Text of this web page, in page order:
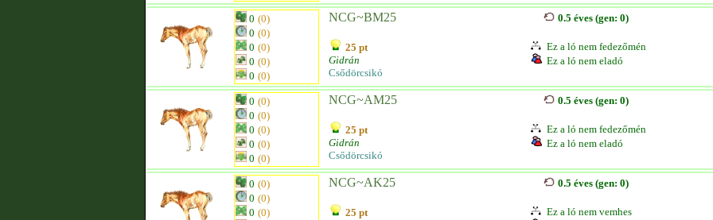
0 (0)
0 (0)
0 (0)
0 (0)
0 (0)
NCG~BM25
25 pt
Gidrán
Csődörcsikó
0.5 éves (gen: 0)
Ez a ló nem fedezőmén
Ez a ló nem eladó
0 (0)
0 (0)
0 (0)
0 (0)
0 (0)
NCG~AM25
25 pt
Gidrán
Csődörcsikó
0.5 éves (gen: 0)
Ez a ló nem fedezőmén
Ez a ló nem eladó
0 (0)
0 (0)
0 (0)
NCG~AK25
25 pt
0.5 éves (gen: 0)
Ez a ló nem vemhes